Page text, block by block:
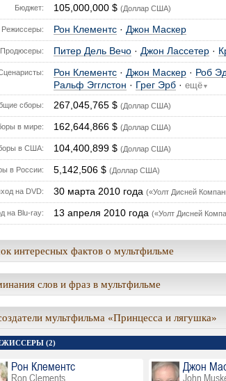
Бюджет: 105,000,000 $ (Доллар США)
Режиссеры: Рон Клементс · Джон Маскер
Продюсеры: Питер Дель Вечо · Джон Лассетер ·
Рон Клементс · Джон Маскер · Роб
Ральф Эгглстон · Грег Эрб · ещё ▼
сборы: 267,045,765 $ (Доллар США)
в мире: 162,644,866 $ (Доллар США)
в США: 104,400,899 $ (Доллар США)
в России: 5,142,506 $ (Доллар США)
на DVD: 30 марта 2010 года («Уолт Дисней
на Blu-ray: 13 апреля 2010 года («Уолт Дисней
интересных фактов о мультфильме
слов и фраз в мультфильме
мультфильма «Принцесса и лягушка»
(2)
Рон Клементс
Ron Clements
Джон
John